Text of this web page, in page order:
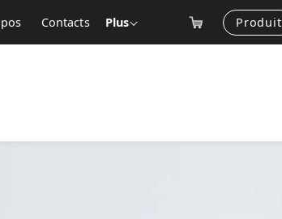
Produit
Plus
Contacts